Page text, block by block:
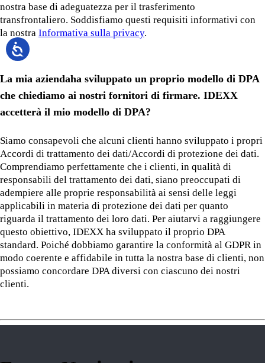
nostra base di adeguatezza per il trasferimento
transfrontaliero. Soddisfiamo questi requisiti informativi con
la nostra Informativa sulla privacy.
La mia aziendaha sviluppato un proprio modello di DPA
che chiediamo ai nostri fornitori di firmare. IDEXX
accetterà il mio modello di DPA?
Siamo consapevoli che alcuni clienti hanno sviluppato i propri
Accordi di trattamento dei dati/Accordi di protezione dei dati.
Comprendiamo perfettamente che i clienti, in qualità di
responsabili del trattamento dei dati, siano preoccupati di
adempiere alle proprie responsabilità ai sensi delle leggi
applicabili in materia di protezione dei dati per quanto
riguarda il trattamento dei loro dati. Per aiutarvi a raggiungere
questo obiettivo, IDEXX ha sviluppato il proprio DPA
standard. Poiché dobbiamo garantire la conformità al GDPR in
modo coerente e affidabile in tutta la nostra base di clienti, non
possiamo concordare DPA diversi con ciascuno dei nostri
clienti.